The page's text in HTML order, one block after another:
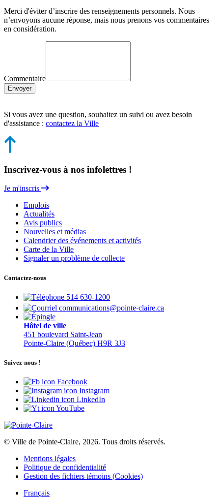
Merci d'éviter d’inscrire des renseignements personnels. Nous
n’envoyons aucune réponse, mais nous prenons vos commentaires
en considération.
Commentaire
Envoyer
Si vous avez une question, souhaitez un suivi ou avez besoin
d'assistance : contactez la Ville
Inscrivez-vous à nos infolettres !
Je m'inscris
Emplois
Actualités
Avis publics
Nouvelles et médias
Calendrier des événements et activités
Carte de la Ville
Signaler un problème de collecte
Contactez-nous
514 630-1200
communications@pointe-claire.ca
Hôtel de ville
451 boulevard Saint-Jean
Pointe-Claire (Québec) H9R 3J3
Suivez-nous !
Facebook
Instagram
LinkedIn
YouTube
© Ville de Pointe-Claire, 2026. Tous droits réservés.
Mentions légales
Politique de confidentialité
Gestion des fichiers témoins (Cookies)
Français